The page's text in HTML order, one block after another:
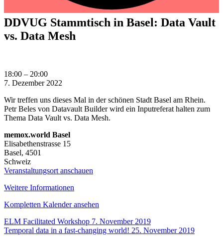
DDVUG Stammtisch in Basel: Data Vault
vs. Data Mesh
DDVUG
Stammtisch
Basel:
Data
Vault
Data
Mesh
18:00 – 20:00
7. Dezember 2022
Wir treffen uns dieses Mal in der schönen Stadt Basel am Rhein.
Petr Beles von Datavault Builder wird ein Inputreferat halten zum
Thema Data Vault vs. Data Mesh.
memox.world Basel
Elisabethenstrasse 15
Basel, 4501
Schweiz
Veranstaltungsort anschauen
Weitere Informationen
Kompletten Kalender ansehen
Beitragsnavigation
ELM Facilitated Workshop 7. November 2019
Temporal data in a fast-changing world! 25. November 2019